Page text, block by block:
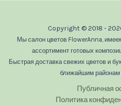
Copyright © 2018 -
Мы салон цветов FlowerAnna,
ассортимент готовых
Быстрая доставка свежих цветов и
ближайшим районам
Публичная
Политика